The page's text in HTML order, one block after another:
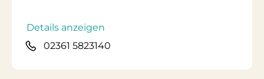
Details anzeigen
02361 5823140